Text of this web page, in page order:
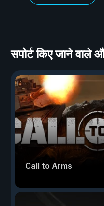
सपोर्ट किए जाने वाले
Call to Arms